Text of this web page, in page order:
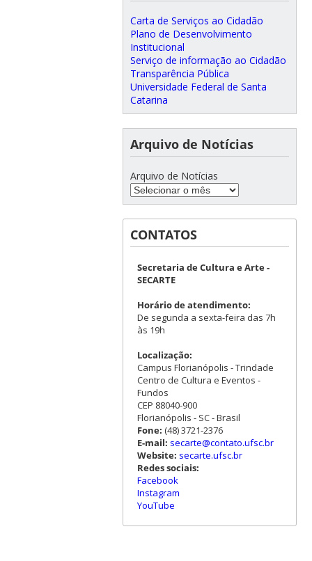
Carta de Serviços ao Cidadão
Plano de Desenvolvimento
Institucional
Serviço de informação ao Cidadão
Transparência Pública
Universidade Federal de Santa
Catarina
Arquivo de Notícias
Arquivo de Notícias
CONTATOS
Secretaria de Cultura e Arte -
SECARTE
Horário de atendimento:
De segunda a sexta-feira das 7h
às 19h
Localização:
Campus Florianópolis - Trindade
Centro de Cultura e Eventos -
Fundos
CEP 88040-900
Florianópolis - SC - Brasil
Fone: (48) 3721-2376
E-mail: secarte@contato.ufsc.br
Website: secarte.ufsc.br
Redes sociais:
Facebook
Instagram
YouTube